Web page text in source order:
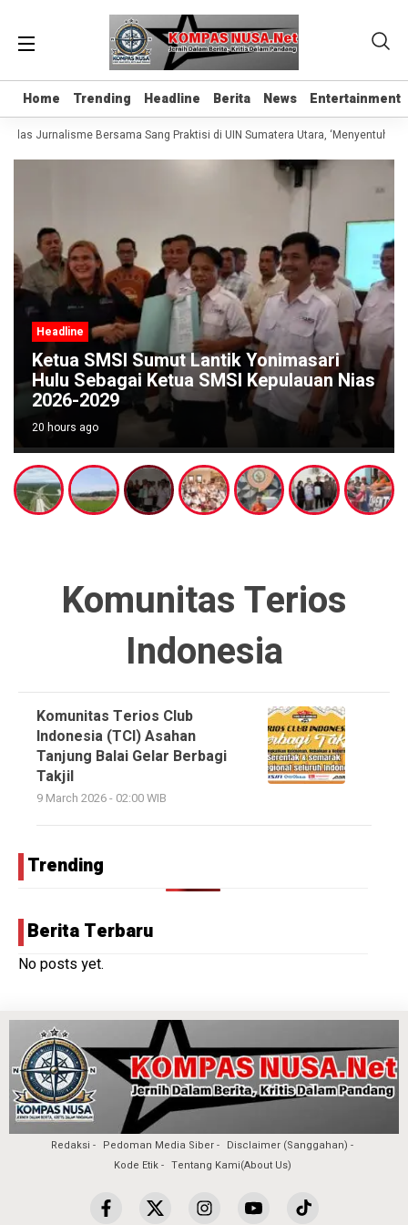
Home Trending Headline Berita News Entertainment
Home Trending Headline Berita News Entertainment
Jurnalisme Bersama Sang Praktisi di UIN Sumatera Utara, ‘Menyentuh Hati
Headline
Ketua SMSI Sumut Lantik Yonimasari
Hulu Sebagai Ketua SMSI Kepulauan Nias
2026-2029
20 hours ago
Komunitas Terios
Indonesia
Komunitas Terios Club
Indonesia (TCI) Asahan
Tanjung Balai Gelar Berbagi
Takjil
9 March 2026 - 02:00 WIB
Trending
Berita Terbaru
No posts yet.
Redaksi Pedoman Media Siber
Disclaimer (Sanggahan)
Kode Etik
Tentang Kami(About Us)